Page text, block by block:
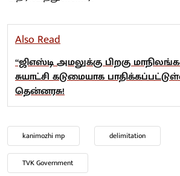
Also Read
“ஜிஎஸ்டி அமலுக்கு பிறகு
சுயாட்சி கடுமையாக
தென்னரசு!
kanimozhi mp delimitation
TVK Government